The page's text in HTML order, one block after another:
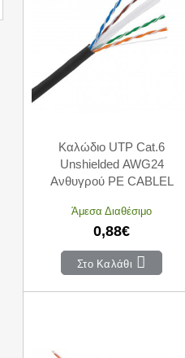
Καλώδιο UTP Cat.6
Unshielded AWG24
Ανθυγρού PE CABLEL
Άμεσα Διαθέσιμο
0,88€
Στο Καλάθι